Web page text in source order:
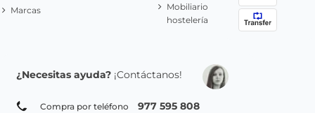
Marcas
Mobiliario
hostelería
¿Necesitas ayuda? ¡Contáctanos!
Compra por teléfono 977 595 808